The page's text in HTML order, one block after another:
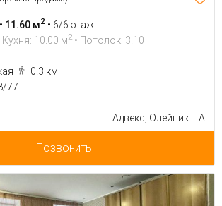
11.60 м2 • 6/6 этаж
Кухня: 10.00 м2 • Потолок: 3.10
0.3 км
77
Адвекс, Олейник Г.А.
Позвонить